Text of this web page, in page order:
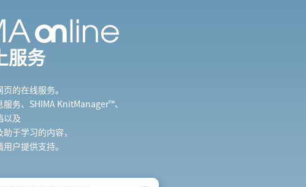
服务
的在线服务。
务、SHIMA KnitManager™、
以及
于学习的内容，
户提供支持。